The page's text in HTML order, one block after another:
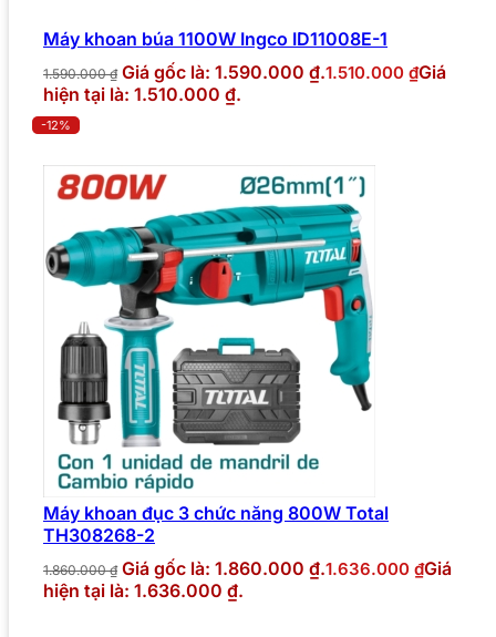
Máy khoan búa 1100W Ingco ID11008E-1
1.590.000₫ Giá gốc là: 1.590.000 ₫.1.510.000 ₫Giá
hiện tại là: 1.510.000 ₫.
-12%
Máy khoan đục 3 chức năng 800W Total
TH308268-2
1.860.000₫ Giá gốc là: 1.860.000 ₫.1.636.000 ₫Giá
hiện tại là: 1.636.000 ₫.